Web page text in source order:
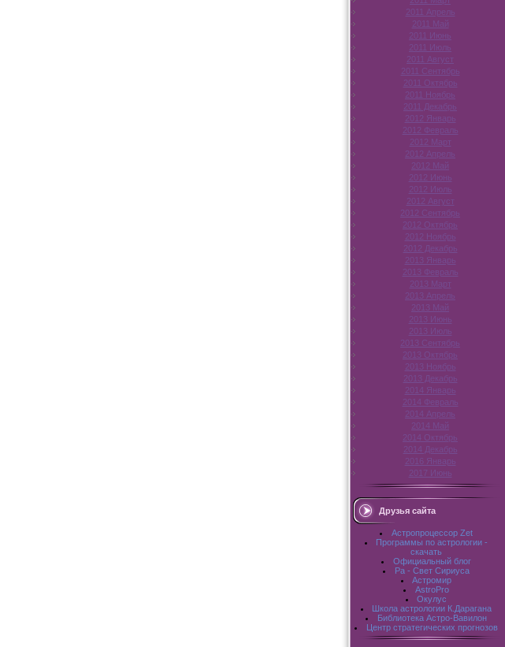
2011 Апрель
2011 Май
2011 Июнь
2011 Июль
2011 Август
2011 Сентябрь
2011 Октябрь
2011 Ноябрь
2011 Декабрь
2012 Январь
2012 Февраль
2012 Март
2012 Апрель
2012 Май
2012 Июнь
2012 Июль
2012 Август
2012 Сентябрь
2012 Октябрь
2012 Ноябрь
2012 Декабрь
2013 Январь
2013 Февраль
2013 Март
2013 Апрель
2013 Май
2013 Июнь
2013 Июль
2013 Сентябрь
2013 Октябрь
2013 Ноябрь
2013 Декабрь
2014 Январь
2014 Февраль
2014 Апрель
2014 Май
2014 Октябрь
2014 Декабрь
2016 Январь
2017 Июнь
Друзья сайта
Астропроцессор Zet
Программы по астрологии -
скачать
Официальный блог
Pa - Свет Сириуса
Астромир
AstroPro
Окулус
Школа астрологии К.Дарагана
Библиотека Астро-Вавилон
Центр стратегических прогнозов